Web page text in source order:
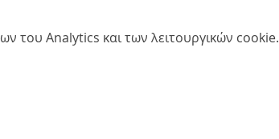
του Analytics και των λειτουργικών cookie.